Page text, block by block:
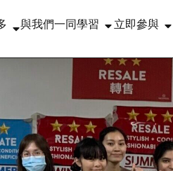
與我們一同學習 立即參與